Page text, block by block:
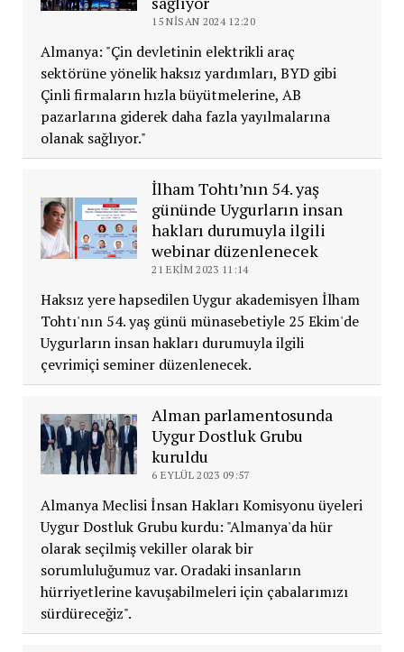
15 NISAN 2024 12:20
Almanya: "Çin devletinin elektrikli araç
sektörüne yönelik haksız yardımları, BYD gibi
Çinli firmaların hızla büyütmelerine, AB
pazarlarına giderek daha fazla yayılmalarına
olanak sağlıyor."
İlham Tohtı’nın 54. yaş
gününde Uygurların insan
hakları durumuyla ilgili
webinar düzenlenecek
21 EKIM 2023 11:14
Haksız yere hapsedilen Uygur akademisyen İlham
Tohtı'nın 54. yaş günü münasebetiyle 25 Ekim'de
Uygurların insan hakları durumuyla ilgili
çevrimiçi seminer düzenlenecek.
Alman parlamentosunda
Uygur Dostluk Grubu
kuruldu
6 EYLÜL 2023 09:57
Almanya Meclisi İnsan Hakları Komisyonu üyeleri
Uygur Dostluk Grubu kurdu: "Almanya'da hür
olarak seçilmiş vekiller olarak bir
sorumluluğumuz var. Oradaki insanların
hürriyetlerine kavuşabilmeleri için çabalarımızı
sürdüreceğiz".